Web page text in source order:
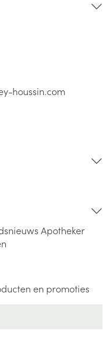
houssin.com
Apotheker
en promoties